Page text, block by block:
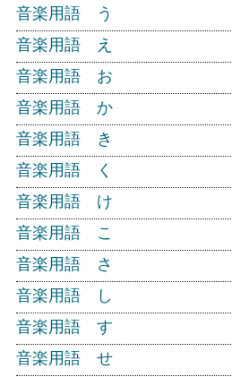
音楽用語 う
音楽用語 え
音楽用語 お
音楽用語 か
音楽用語 き
音楽用語 く
音楽用語 け
音楽用語 こ
音楽用語 さ
音楽用語 し
音楽用語 す
音楽用語 せ